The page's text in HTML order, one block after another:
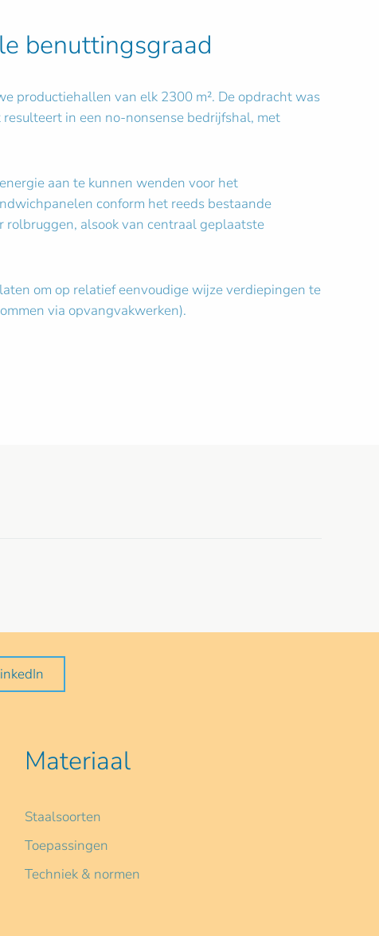
benuttingsgraad
productiehallen van elk 2300 m². De opdracht was
in een no-nonsense bedrijfshal, met
aan te kunnen wenden voor het
conform het reeds bestaande
alsook van centraal geplaatste
om op relatief eenvoudige wijze verdiepingen te
via opvangvakwerken).
Materiaal
Staalsoorten
Toepassingen
Techniek & normen